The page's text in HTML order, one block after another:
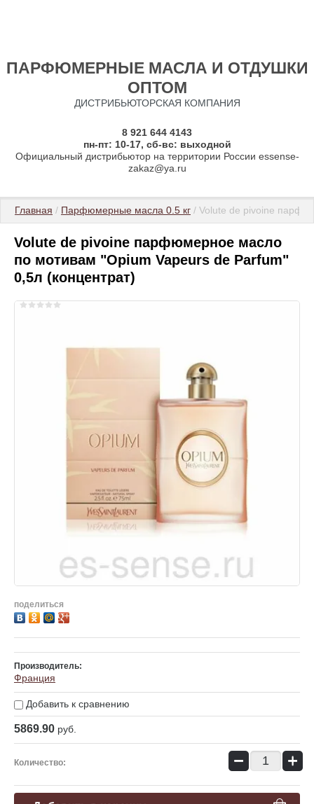
ПАРФЮМЕРНЫЕ МАСЛА И ОТДУШКИ
ОПТОМ
ДИСТРИБЬЮТОРСКАЯ КОМПАНИЯ
8 921 644 4143
пн-пт: 10-17, сб-вс: выходной
Официальный дистрибьютор на территории России essense-
zakaz@ya.ru
Главная / Парфюмерные масла 0.5 кг / Volute de pivoine
Volute de pivoine парфюмерное масло
по мотивам "Opium Vapeurs de Parfum"
0,5л (концентрат)
поделиться
Производитель:
Франция
Добавить к сравнению
5869.90 руб.
Количество: − +